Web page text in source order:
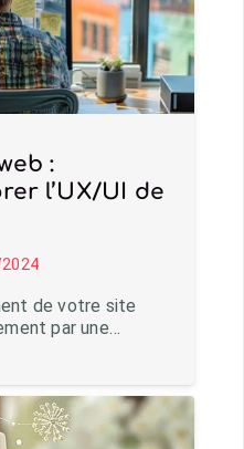
:
l’UX/UI de
de votre site
par une…